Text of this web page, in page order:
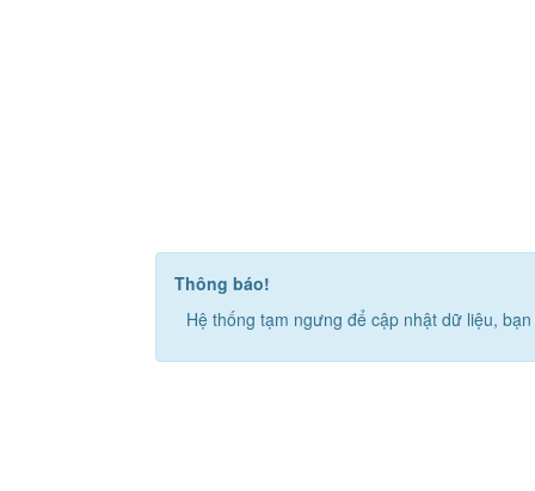
Thông báo!
Hệ thống tạm ngưng để cập nhật dữ liệu,